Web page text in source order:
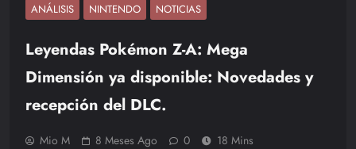
los
–
Nintendo,
Playstac
ANÁLISIS NINTENDO NOTICIAS
Leyendas Pokémon Z-A: Mega
Dimensión ya disponible: Novedades y
recepción del DLC.
Mio M 8 Meses Ago 0 18 Mins